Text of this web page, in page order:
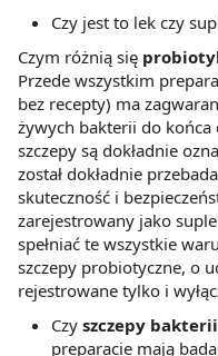
Czy jest to lek czy
Czym różnią się
Przede wszystkim
bez recepty) ma
żywych bakterii do końca
szczepy są dokładnie
został dokładnie
skuteczność i
zarejestrowany jako
spełniać te wszystkie
szczepy probiotyczne, o
rejestrowane tylko i
Czy szczepy
preparacie mają